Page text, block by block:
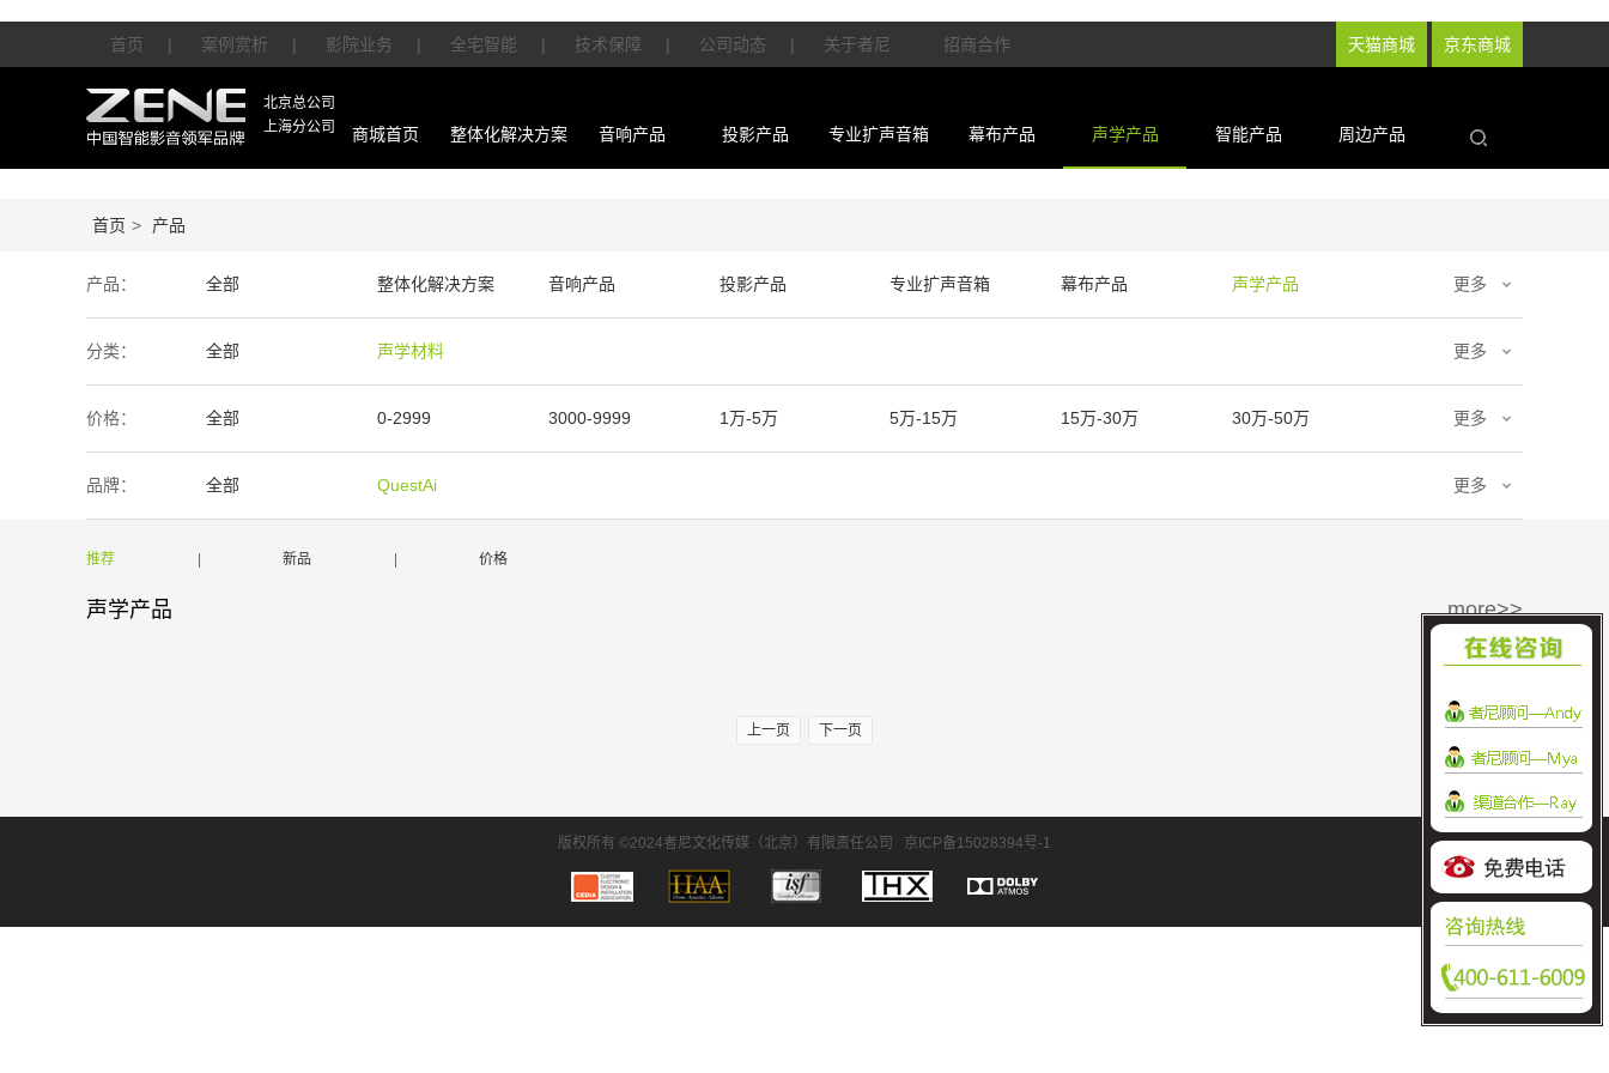
天猫商城 京东商城
首页 | 案例赏析 | 影院业务 | 全宅智能 | 技术保障 | 公司动态 | 关于者尼 招商合作
北京总公司
上海分公司
商城首页 整体化解决方案 音响产品 投影产品 专业扩声音箱 幕布产品 声学产品 智能产品 周边产品
首页 > 产品
产品： 全部 整体化解决方案 音响产品 投影产品 专业扩声音箱 幕布产品 声学产品
智能产品 周边产品
更多
分类： 全部 声学材料 更多
价格： 全部 0-2999 3000-9999 1万-5万 5万-15万 15万-30万 30万-50万
50万-100万 100万以上
更多
品牌： 全部 QuestAi 更多
推荐 新品 价格
声学产品 more>>
上一页 下一页
版权所有 ©2024者尼文化传媒（北京）有限责任公司 京ICP备15028394号-1